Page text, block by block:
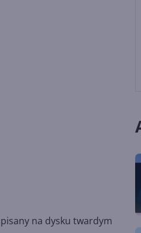
na dysku twardym